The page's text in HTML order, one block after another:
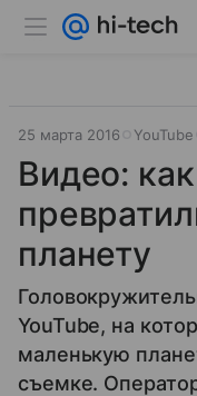
25 марта 2016 YouTube
Видео:
планету
YouTube, на
маленькую
съемке.